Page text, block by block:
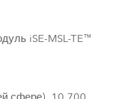
iSE-MSL-TE™